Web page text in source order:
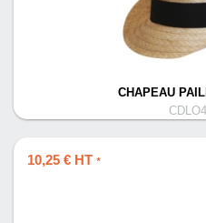
CHAPEAU
10,25 € HT *